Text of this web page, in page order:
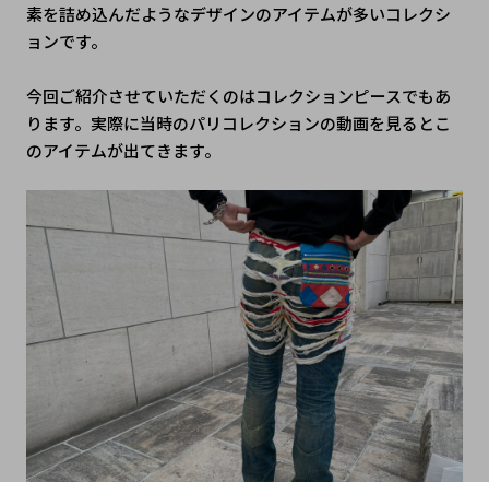
素を詰め込んだようなデザインのアイテムが多いコレクシ
ョンです。
今回ご紹介させていただくのはコレクションピースでもあ
ります。実際に当時のパリコレクションの動画を見るとこ
のアイテムが出てきます。